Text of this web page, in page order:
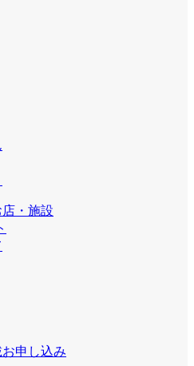
・施設
申し込み